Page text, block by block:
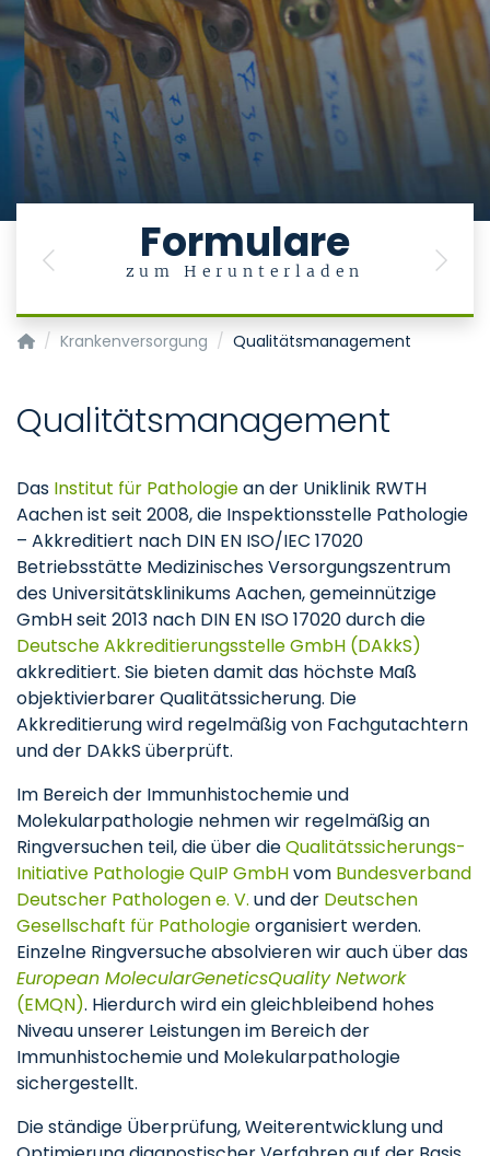
Formulare
zum Herunterladen
Previous Next
Institut für Pathologie
Krankenversorgung Qualitätsmanagement
Qualitätsmanagement
Das Institut für Pathologiean der Uniklinik RWTH
Aachen ist seit 2008, die Inspektionsstelle Pathologie
– Akkreditiert nach DIN EN ISO/IEC 17020
Betriebsstätte Medizinisches Versorgungszentrum
des Universitätsklinikums Aachen, gemeinnützige
GmbH seit 2013 nach DIN EN ISO 17020 durch die
Deutsche Akkreditierungsstelle GmbH (DAkkS)
akkreditiert. Sie bieten damit das höchste Maß
objektivierbarer Qualitätssicherung. Die
Akkreditierung wird regelmäßig von Fachgutachtern
und der DAkkS überprüft.
Im Bereich der Immunhistochemie und
Molekularpathologie nehmen wir regelmäßig an
Ringversuchen teil, die über dieQualitätssicherungs-
Initiative Pathologie QuIP GmbHvom Bundesverband
Deutscher Pathologen e. V. und der Deutschen
Gesellschaft für Pathologieorganisiert werden.
Einzelne Ringversuche absolvieren wir auch über das
European MolecularGeneticsQuality Network
(EMQN). Hierdurch wird ein gleichbleibend hohes
Niveau unserer Leistungen im Bereich der
Immunhistochemie und Molekularpathologie
sichergestellt.
Die ständige Überprüfung, Weiterentwicklung und